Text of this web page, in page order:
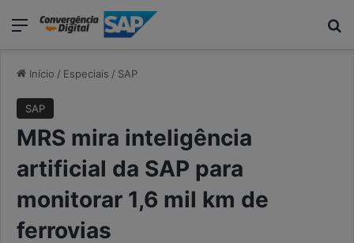
Menu
Início / Especiais / SAP
SAP
MRS mira inteligência
artificial da SAP para
monitorar 1,6 mil km de
ferrovias